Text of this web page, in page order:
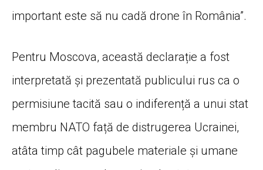
important este să nu cadă drone în România”.
Pentru Moscova, această declarație a fost
interpretată și prezentată publicului rus ca o
permisiune tacită sau o indiferență a unui stat
membru NATO față de distrugerea Ucrainei,
atâta timp cât pagubele materiale și umane